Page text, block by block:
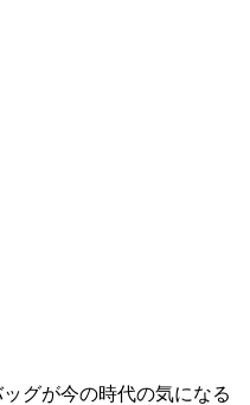
グが今の時代の気になる